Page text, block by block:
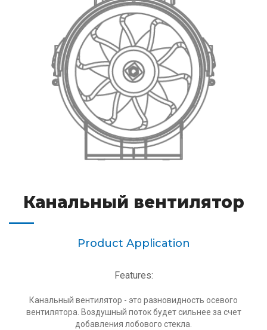
Канальный вентилятор
Product Application
Features:
Канальный вентилятор - это разновидность осевого
вентилятора. Воздушный поток будет сильнее за счет
добавления лобового стекла.